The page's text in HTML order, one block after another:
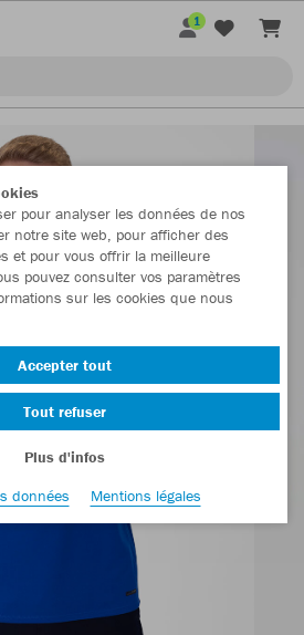
1
pour analyser les données de nos
notre site web, pour afficher des
et pour vous offrir la meilleure
pouvez consulter vos paramètres
sur les cookies que nous
Accepter tout
Tout refuser
Plus d'infos
données
Mentions légales